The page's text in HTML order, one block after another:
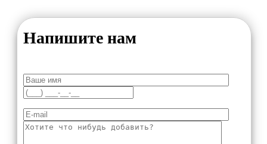
Напишите нам